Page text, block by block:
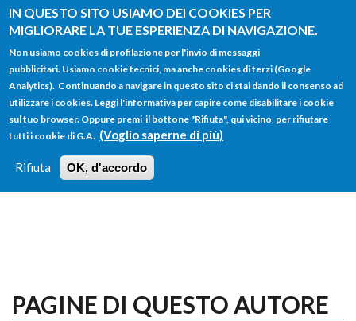
IN QUESTO SITO USIAMO DEI COOKIES PER
MIGLIORARE LA TUE ESPERIENZA DI NAVIGAZIONE.
Non usiamo cookies di profilazione per l'invio di messaggi
pubblicitari. Usiamo cookie tecnici, ma anche cookies di terzi (Google
Analytics). Continuando a navigare in questo sito ci stai dando il consenso ad
utilizzare i cookies. Leggi l'informativa per capire come disabilitare i cookie
sul tuo browser. Oppure premi il bottone "Rifiuta", qui vicino, per rifiutare
tutti i cookie di G.A. (Voglio saperne di più)
Rifiuta OK, d'accordo
Salta al contenuto principale
FORM
DI
RICERCA
Main menu
HOME TUTTI I PROFILI
LOGIN
PAGINE DI QUESTO AUTORE